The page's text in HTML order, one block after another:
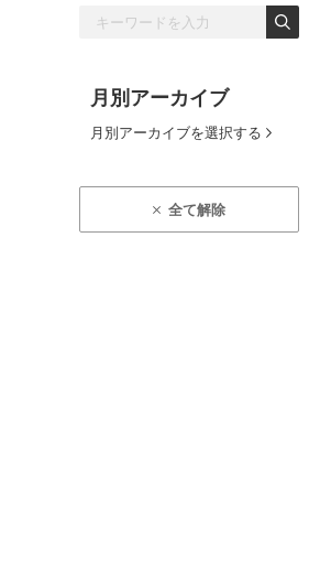
月別アーカイブ
月別アーカイブを選択する
全て解除